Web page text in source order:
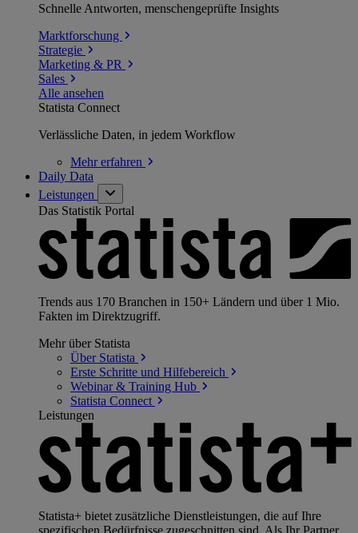
Schnelle Antworten, menschengeprüfte Insights
Marktforschung
Strategie
Marketing & PR
Sales
Alle ansehen
Statista Connect
Verlässliche Daten, in jedem Workflow
Mehrerfahren
Daily Data
Leistungen
Das Statistik Portal
Trends aus 170 Branchen in 150+ Ländern und über 1 Mio.
Fakten im Direktzugriff.
Mehr über Statista
Über Statista
Erste Schritte und Hilfebereich
Webinar & Training Hub
Statista Connect
Leistungen
Statista+ bietet zusätzliche Dienstleistungen, die auf Ihre
spezifischen Bedürfnisse zugeschnitten sind. Als Ihr Partner